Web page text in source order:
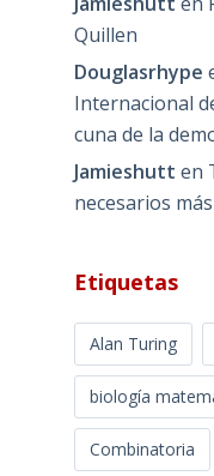
Quillen
Douglasrhype
Internacional
cuna de la
Jamieshutt en
necesarios
Etiquetas
Alan Turing
biología
Combinatoria